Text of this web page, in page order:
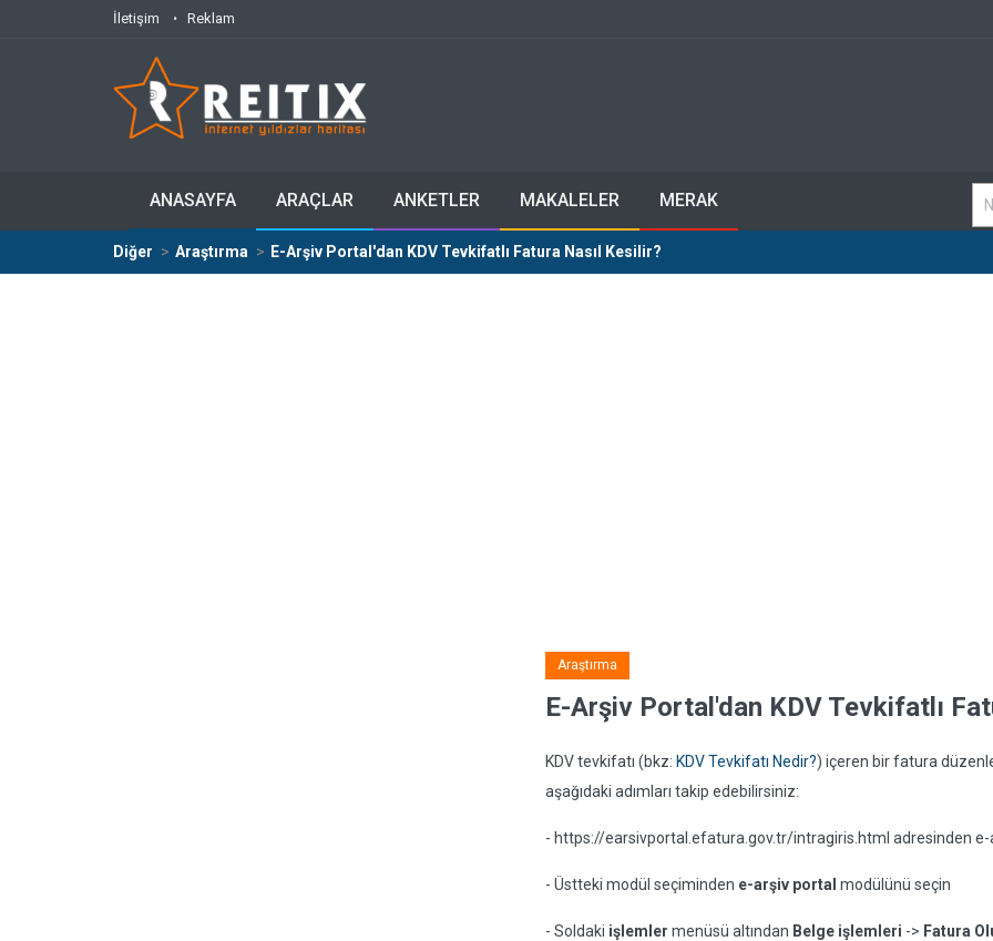
İletişim Reklam
ANASAYFA ARAÇLAR ANKETLER MAKALELER MERAK
Diğer Araştırma E-Arşiv Portal'dan KDV Tevkifatlı Fatura Nasıl Kesilir?
Araştırma
E-Arşiv Portal'dan KDV Tevkifatlı
KDV tevkifatı (bkz: KDV Tevkifatı Nedir?) içeren bir fatura
aşağıdaki adımları takip edebilirsiniz:
- https://earsivportal.efatura.gov.tr/intragiris.html adresinden e-
- Üstteki modül seçiminden e-arşiv portal modülünü seçin
- Soldaki işlemler menüsü altından Belge işlemleri -> Fatura